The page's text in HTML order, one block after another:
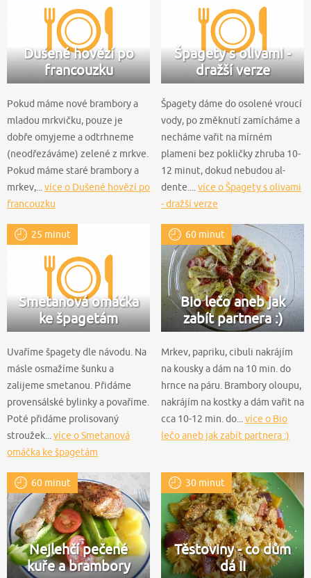
Dušené hovězí po
francouzku
Pokud máme nové brambory a
mladou mrkvičku, pouze je
dobře omyjeme a odtrhneme
(neodřezáváme) zelené z mrkve.
Pokud máme staré brambory a
mrkev,...více o Dušené hovězí po
francouzku
Špagety s olivami -
dražší verze
Špagety dáme do osolené vroucí
vody, po změknutí zamícháme a
necháme vařit na mírném
plameni bez pokličky zhruba 10-
12 minut, dokud nebudou al-
dente....více o Špagety s olivami
- dražší verze
25 minut
Smetanová omáčka
ke špagetám
Uvaříme špagety dle návodu. Na
másle osmažíme šunku a
zalijeme smetanou. Přidáme
provensálské bylinky a povaříme.
Poté přidáme prolisovaný
stroužek... více o Smetanová
omáčka ke špagetám
60 minut
Bio lečo aneb jak
zabít partnera :)
Mrkev, papriku, cibuli nakrájím
na kousky a dám na 10 min. do
hrnce na páru. Brambory oloupu,
nakrájím na kostky a dám vařit na
cca 10-12 min. do... více o Bio
lečo aneb jak zabít partnera :)
60 minut
Nejlehčí pečené
kuře a brambory
30 minut
Těstoviny - co dům
dá II